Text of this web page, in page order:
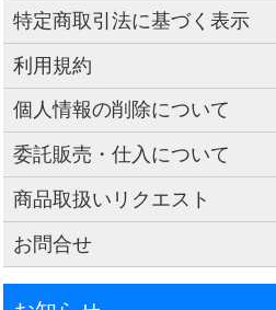
特定商取引法に基づく表示
利用規約
個人情報の削除について
委託販売・仕入について
商品取扱いリクエスト
お問合せ